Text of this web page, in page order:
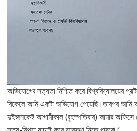
অভিযোগের সত্যতা নিশ্চিত করে বিশ্ববিদ্যালয়ের
বিকেলে আমি একটা অভিযোগ পেয়েছি। তারপর
দুইজনকেই আগামীকাল (বৃহস্পতিবার) আমার অফিসে